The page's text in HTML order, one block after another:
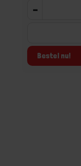
-
Bestel nu!